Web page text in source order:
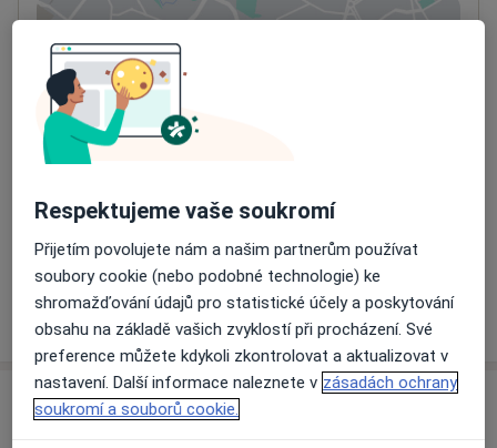
Dostupnost
Na této adrese online kalendář není aktivní
Co mám v takové situaci udělat?
Způsoby platby (soukromé návštěvy)
Na teto adrese lékař přijímá pacienty na pojišťovnu
Detaily
Víceo adrese
Názory
Respektujeme vaše soukromí
Přijetím povolujete nám a našim partnerům používat
soubory cookie (nebo podobné technologie) ke
shromažďování údajů pro statistické účely a poskytování
obsahu na základě vašich zvyklostí při procházení. Své
preference můžete kdykoli zkontrolovat a aktualizovat v
nastavení. Další informace naleznete v zásadách ochrany
soukromí a souborů cookie.